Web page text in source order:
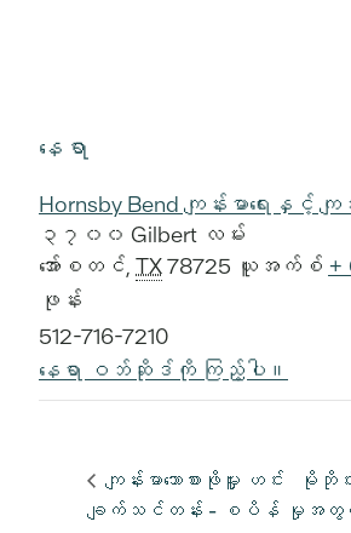
နေရာ
Hornsby Bend ကျန်းမာရေးနှင့် ကျ
၃၇၀၀ Gilbert လမ်း
အော်စတင်, TX78725 ယူအက်စ် +
ဖုန်း
512-716-7210
နေရာ ဝဘ်ဆိုဒ်ကို ကြည့်ပါ။
ကျန်းမာသောစားဖိုမှူး ဟင်း
ချက်သင်တန်း - စပိန်
မိုဘိုင်
မှုအ